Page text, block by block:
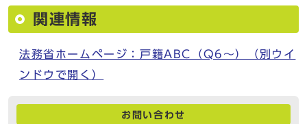
関連情報
法務省ホームページ：戸籍ABC（Q6〜）
（別ウイ
ンドウで開く）
お問い合わせ